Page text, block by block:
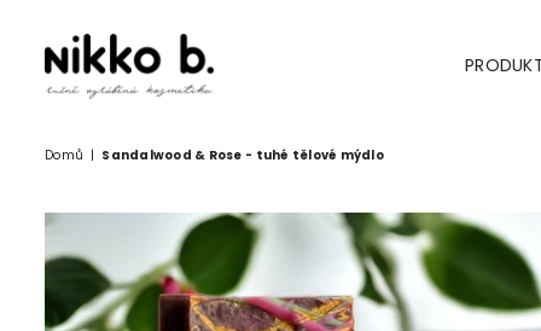
NIKKO
Domů | Sandalwood & Rose - tuhé tělové mýdlo